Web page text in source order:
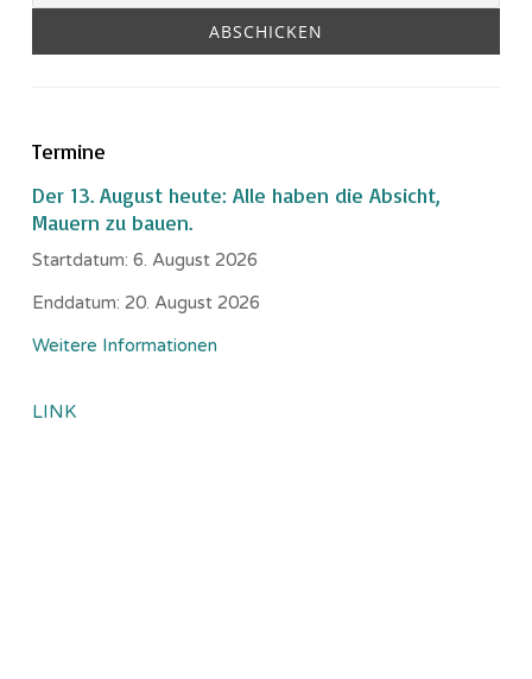
Termine
Der 13. August heute: Alle haben die Absicht,
Mauern zu bauen.
Startdatum: 6. August 2026
Enddatum: 20. August 2026
Weitere Informationen
LINK